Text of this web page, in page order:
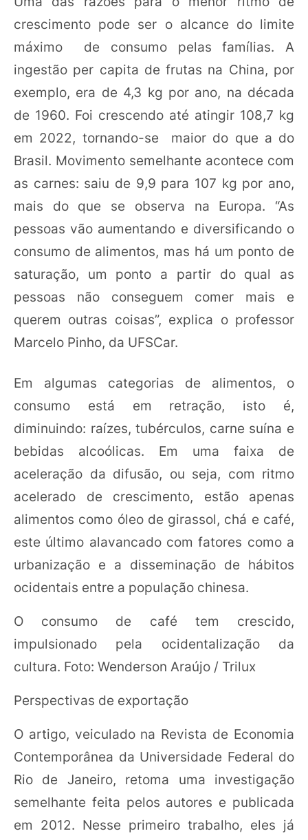
crescimento pode ser o alcance do limite
máximo de consumo pelas famílias. A
ingestão per capita de frutas na China, por
exemplo, era de 4,3 kg por ano, na década
de 1960. Foi crescendo até atingir 108,7 kg
em 2022, tornando-se maior do que a do
Brasil. Movimento semelhante acontece com
as carnes: saiu de 9,9 para 107 kg por ano,
mais do que se observa na Europa. “As
pessoas vão aumentando e diversificando o
consumo de alimentos, mas há um ponto de
saturação, um ponto a partir do qual as
pessoas não conseguem comer mais e
querem outras coisas”, explica o professor
Marcelo Pinho, da UFSCar.
Em algumas categorias de alimentos, o
consumo está em retração, isto é,
diminuindo: raízes, tubérculos, carne suína e
bebidas alcoólicas. Em uma faixa de
aceleração da difusão, ou seja, com ritmo
acelerado de crescimento, estão apenas
alimentos como óleo de girassol, chá e café,
este último alavancado com fatores como a
urbanização e a disseminação de hábitos
ocidentais entre a população chinesa.
O consumo de café tem crescido,
impulsionado pela ocidentalização da
cultura. Foto: Wenderson Araújo / Trilux
Perspectivas de exportação
O artigo, veiculado na Revista de Economia
Contemporânea da Universidade Federal do
Rio de Janeiro, retoma uma investigação
semelhante feita pelos autores e publicada
em 2012. Nesse primeiro trabalho, eles já